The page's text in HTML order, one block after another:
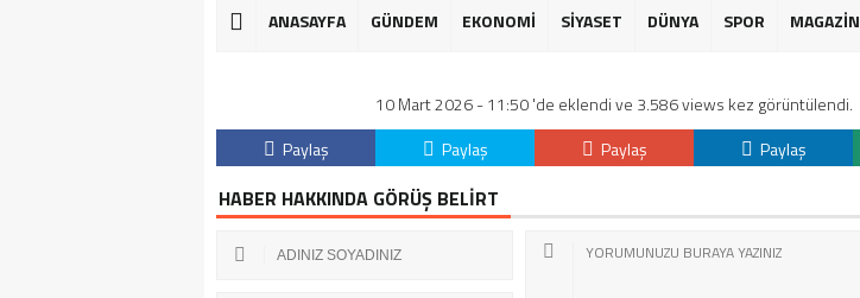
12:41 pm - Güneş Kremi Tercihi
12:04 pm - En Ucuz Tatil
ANASAYFA GÜNDEM EKONOMİ SİYASET DÜNYA SPOR MAGAZİN
10 Mart 2026 - 11:50 'de eklendi ve 3.586 views kez görüntülendi.
Paylaş
Paylaş Paylaş Paylaş
HABER HAKKINDA GÖRÜŞ BELİRT